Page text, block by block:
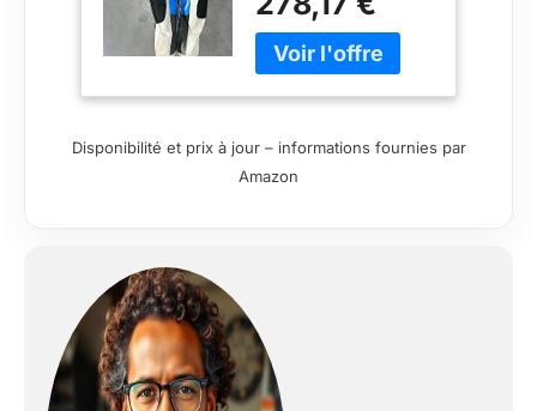
Disponibilité et prix à jour – informations fournies par
Amazon